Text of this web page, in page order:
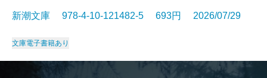
新潮文庫 978-4-10-121482-5 693円 2026/07/29
文庫電子書籍あり